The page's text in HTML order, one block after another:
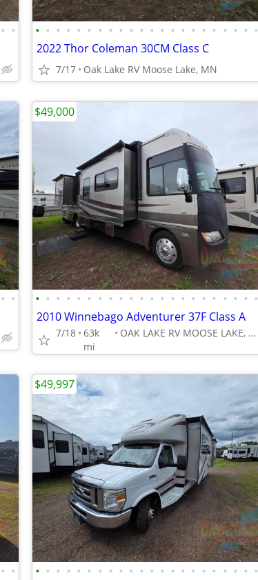
• • • • • • • • • • • • • • • • • • • • • • • •
2022 Thor Coleman 30CM Class C
7/17 Oak Lake RV Moose Lake, MN
• • • • • • • • • • • • • • • • • • • • • • • •
2010 Winnebago Adventurer 37F Class A
7/18 63k
mi
OAK LAKE RV MOOSE LAKE, MN
$49,000
• • • • • • • • • • • • • • • • • • • • • • • •
$49,997